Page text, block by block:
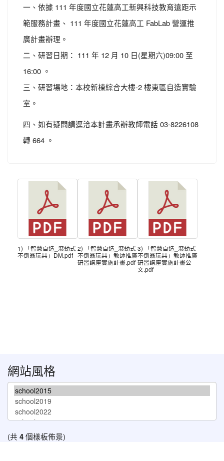
一、依據 111 年度國立花蓮高工新興科技教育遠距示
範服務計畫、 111 年度國立花蓮高工 FabLab 營運推
廣計畫辦理。
二、研習日期： 111 年 12 月 10 日(星期六)09:00 至
16:00 。
三、研習場地：本校新棟綜合大樓-2 樓東區自造實驗
室。
四、如有疑問請逕洽本計畫承辦教師電話 03-8226108
轉 664 。
1) 「智慧自造_滾動式
不倒翁玩具」DM.pdf
2) 「智慧自造_滾動式
不倒翁玩具」教師推廣
研習講座實施計畫.pdf
3) 「智慧自造_滾動式
不倒翁玩具」教師推廣
研習講座實施計畫公
文.pdf
網站風格
(共 4個樣板佈景)